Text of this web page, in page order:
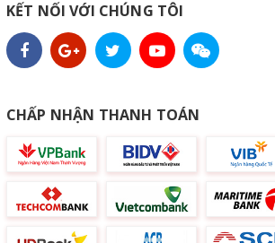
KẾT NỐI VỚI CHÚNG TÔI
CHẤP NHẬN THANH TOÁN